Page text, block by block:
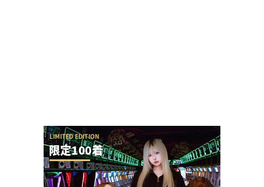
七匠「e EDENS ZERO ～究極LT～」初打ち評価ま
とめ！神速撤去っぽいけどジリジリ...